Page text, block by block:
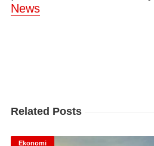
News
Related Posts
Ekonomi